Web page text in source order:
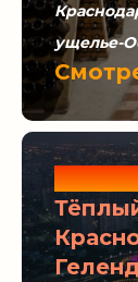
ущелье-